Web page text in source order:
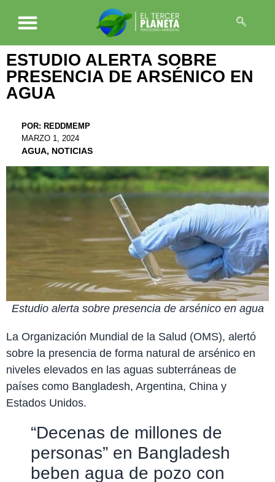
ESTUDIO ALERTA SOBRE
PRESENCIA DE ARSÉNICO EN
AGUA
POR: REDDMEMP
MARZO 1, 2024
AGUA, NOTICIAS
Estudio alerta sobre presencia de arsénico en agua
La Organización Mundial de la Salud (OMS), alertó
sobre la presencia de forma natural de arsénico en
niveles elevados en las aguas subterráneas de
países como Bangladesh, Argentina, China y
Estados Unidos.
“Decenas de millones de
personas” en Bangladesh
beben agua de pozo con